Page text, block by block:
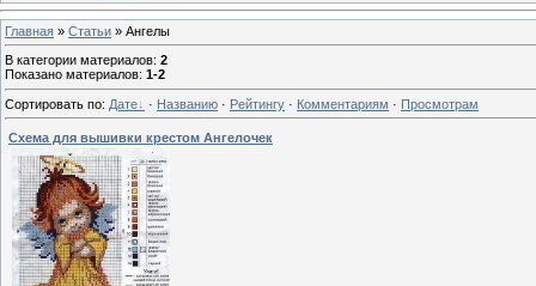
Главная » Статьи » Ангелы
В категории материалов: 2
Показано материалов: 1-2
Сортировать по: Дате · Названию · Рейтингу · Комментариям · Просмотрам
Схема для вышивки крестом Ангелочек